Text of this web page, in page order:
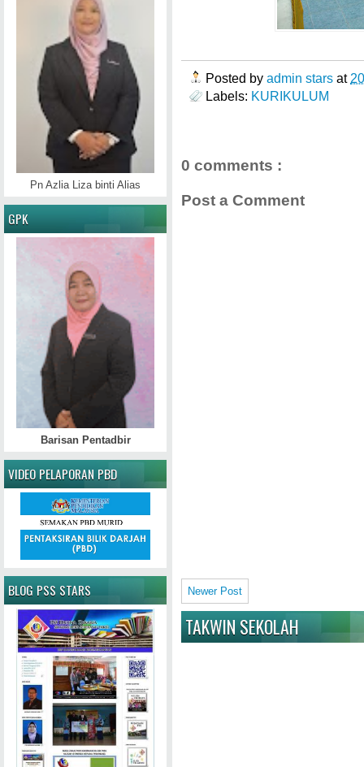
Posted by admin stars at
Labels: KURIKULUM
0 comments :
Post a Comment
Newer Post
TAKWIN SEKOLAH
Pn Azlia Liza binti Alias
GPK
Barisan Pentadbir
VIDEO PELAPORAN PBD
BLOG PSS STARS